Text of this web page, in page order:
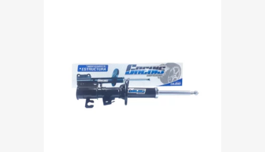
Add to Wishlist
Add to Compare